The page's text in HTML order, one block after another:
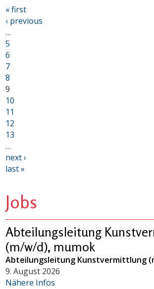
« first
‹ previous
…
5
6
7
8
9
10
11
12
13
…
next ›
last »
Jobs
Abteilungsleitung
(m/w/d), mumok
Abteilungsleitung Kunstvermittlung
9. August 2026
Nähere Infos